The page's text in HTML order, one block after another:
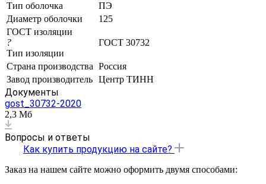
Тип оболочка
ПЭ
Диаметр оболочки
125
ГОСТ изоляции
?
Тип изоляции
ГОСТ 30732
Страна производства Россия
Завод производитель Центр ТИНН
Документы
gost_30732-2020
2,3 Мб
Вопросы и ответы
Как купить продукцию на сайте?
Заказ на нашем сайте можно оформить двумя способами: